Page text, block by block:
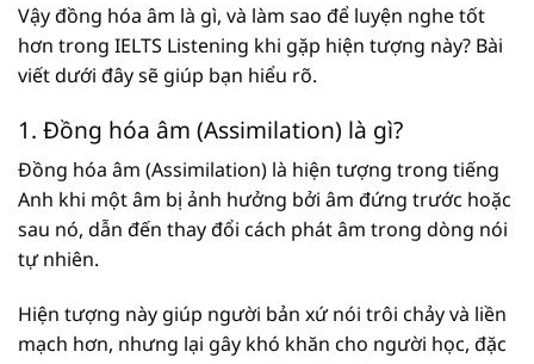
Vậy đồng hóa âm là gì, và làm sao để luyện nghe tốt
hơn trong IELTS Listening khi gặp hiện tượng này? Bài
viết dưới đây sẽ giúp bạn hiểu rõ.
1. Đồng hóa âm (Assimilation) là gì?
Đồng hóa âm (Assimilation) là hiện tượng trong tiếng
Anh khi một âm bị ảnh hưởng bởi âm đứng trước hoặc
sau nó, dẫn đến thay đổi cách phát âm trong dòng nói
tự nhiên.
Hiện tượng này giúp người bản xứ nói trôi chảy và liền
mạch hơn, nhưng lại gây khó khăn cho người học, đặc